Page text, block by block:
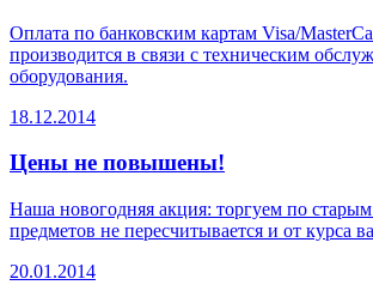
Оплата по банковским картам Visa/
производится в связи с техническим
оборудования.
18.12.2014
Цены не повышены!
Наша новогодняя акция: торгуем по
предметов не пересчитывается и от курса
20.01.2014